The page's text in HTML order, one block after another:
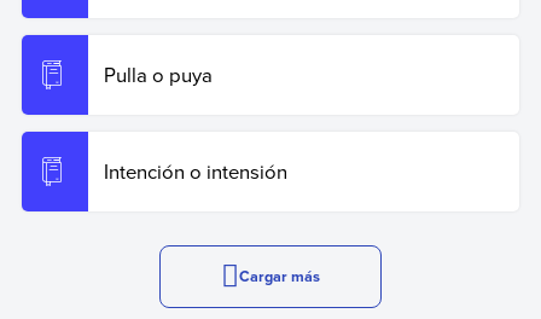
Pulla o puya
Intención o intensión
Cargar más